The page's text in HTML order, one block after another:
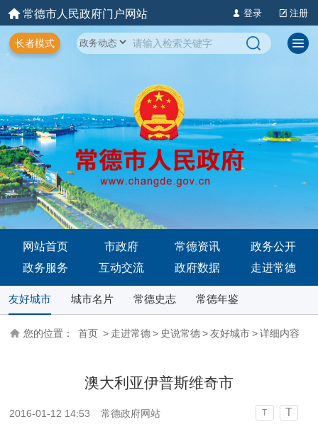
常德市人民政府门户网站 登录 注册
长者模式
网站首页 市政府 常德资讯
政务公开
政务服务
互动交流 政府数据 走进常德
友好城市 城市名片 常德史志 常德年鉴
您的位置： 首页 > 走进常德 > 史说常德 > 友好城市 > 详细内容
澳大利亚伊普斯维奇市
2016-01-12 14:53 常德政府网站 T T